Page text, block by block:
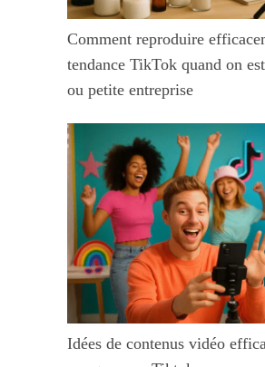
Comment reproduire
tendance TikTok quand on
ou petite entreprise
Idées de contenus vidéo